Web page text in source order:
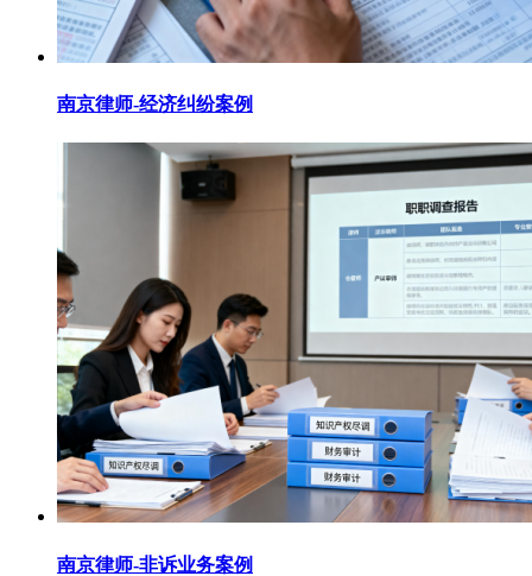
南京律师-经济纠纷案例
南京律师-非诉业务案例